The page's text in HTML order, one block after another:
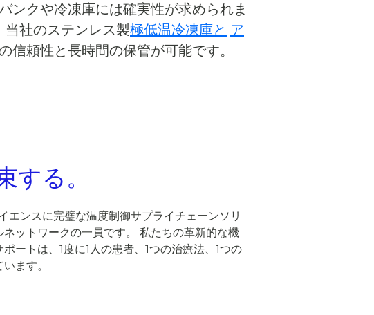
ンクや冷凍庫には確実性が求められま
社のステンレス製極低温冷凍庫と ア
信頼性と長時間の保管が可能です。
する。
エンスに完璧な温度制御サプライチェーンソリ
ットワークの一員です。 私たちの革新的な機
ートは、1度に1人の患者、1つの治療法、1つの
ます。